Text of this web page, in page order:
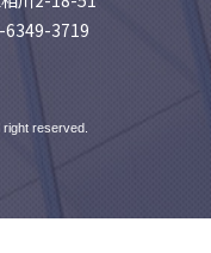
6349-3719
reserved.